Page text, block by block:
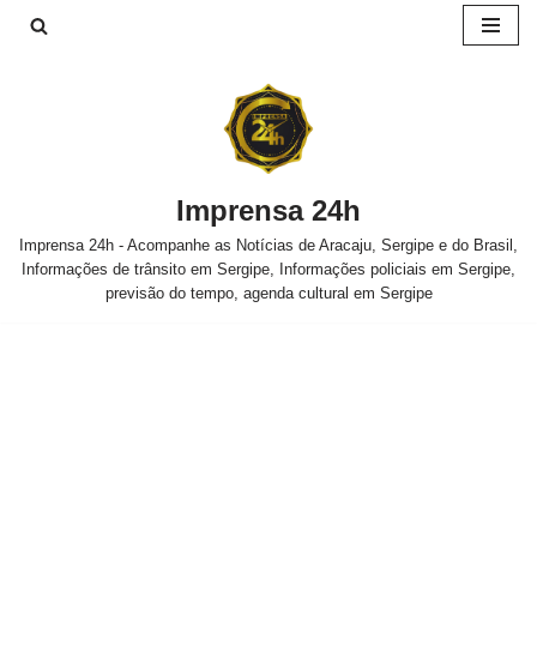
Imprensa 24h
Imprensa 24h - Acompanhe as Notícias de Aracaju, Sergipe e do Brasil,
Informações de trânsito em Sergipe, Informações policiais em Sergipe,
previsão do tempo, agenda cultural em Sergipe